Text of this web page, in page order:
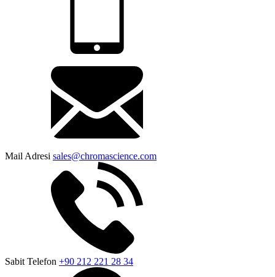
Mail Adresi sales@chromascience.com
Sabit Telefon +90 212 221 28 34